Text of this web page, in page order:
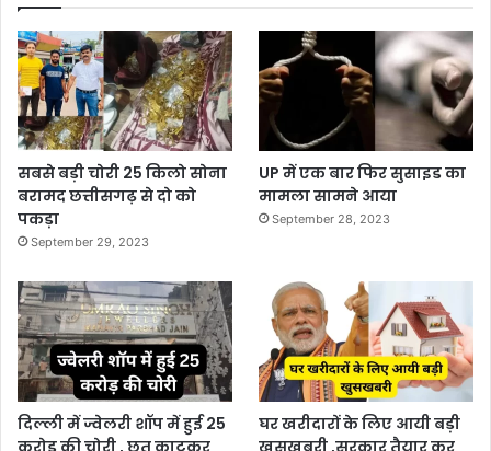
सबसे बड़ी चोरी 25 किलो सोना
बरामद छत्तीसगढ़ से दो को
पकड़ा
September 29, 2023
UP में एक बार फिर सुसाइड का
मामला सामने आया
September 28, 2023
दिल्ली में ज्वेलरी शॉप में हुई 25
घर खरीदारों के लिए आयी बड़ी